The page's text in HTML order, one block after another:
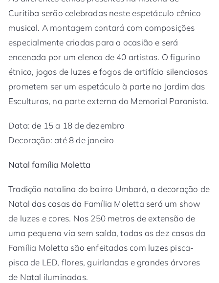
Curitiba serão celebradas neste espetáculo cênico
musical. A montagem contará com composições
especialmente criadas para a ocasião e será
encenada por um elenco de 40 artistas. O figurino
étnico, jogos de luzes e fogos de artifício silenciosos
prometem ser um espetáculo à parte no Jardim das
Esculturas, na parte externa do Memorial Paranista.
Data: de 15 a 18 de dezembro
Decoração: até 8 de janeiro
Natal família Moletta
Tradição natalina do bairro Umbará, a decoração de
Natal das casas da Família Moletta será um show
de luzes e cores. Nos 250 metros de extensão de
uma pequena via sem saída, todas as dez casas da
Família Moletta são enfeitadas com luzes pisca-
pisca de LED, flores, guirlandas e grandes árvores
de Natal iluminadas.